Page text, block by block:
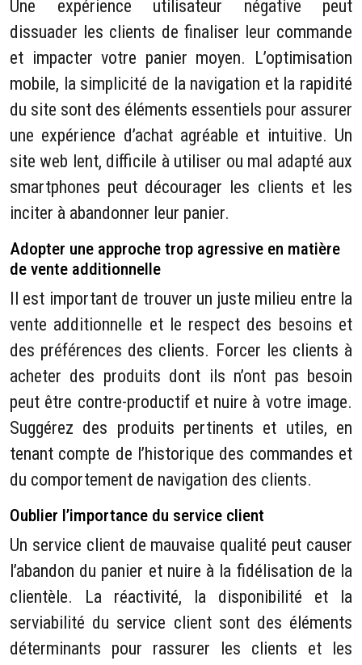
Une expérience utilisateur négative peut
dissuader les clients de finaliser leur commande
et impacter votre panier moyen. L’optimisation
mobile, la simplicité de la navigation et la rapidité
du site sont des éléments essentiels pour assurer
une expérience d’achat agréable et intuitive. Un
site web lent, difficile à utiliser ou mal adapté aux
smartphones peut décourager les clients et les
inciter à abandonner leur panier.
Adopter une approche trop agressive en matière
de vente additionnelle
Il est important de trouver un juste milieu entre la
vente additionnelle et le respect des besoins et
des préférences des clients. Forcer les clients à
acheter des produits dont ils n’ont pas besoin
peut être contre-productif et nuire à votre image.
Suggérez des produits pertinents et utiles, en
tenant compte de l’historique des commandes et
du comportement de navigation des clients.
Oublier l’importance du service client
Un service client de mauvaise qualité peut causer
l’abandon du panier et nuire à la fidélisation de la
clientèle. La réactivité, la disponibilité et la
serviabilité du service client sont des éléments
déterminants pour rassurer les clients et les